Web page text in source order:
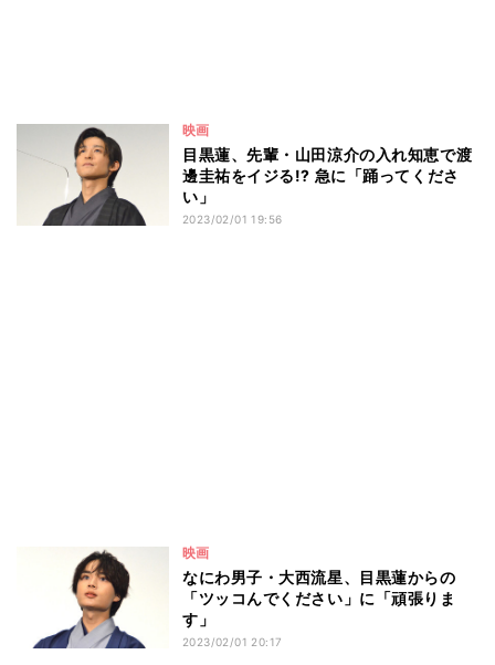
映画
目黒蓮、先輩・山田涼介の入れ知恵で渡
邊圭祐をイジる!? 急に「踊ってくださ
い」
2023/02/01 19:56
映画
なにわ男子・大西流星、目黒蓮からの
「ツッコんでください」に「頑張りま
す」
2023/02/01 20:17